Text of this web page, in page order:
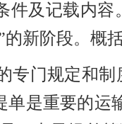
件及记载内
新阶段。概
专门规定和
单是重要的运